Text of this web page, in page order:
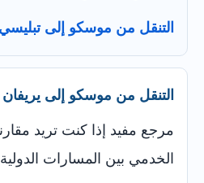
التنقل من موسكو إلى تبليسي
التنقل من موسكو إلى يريفان
مرجع مفيد إذا كنت تريد
الخدمي بين المسارات